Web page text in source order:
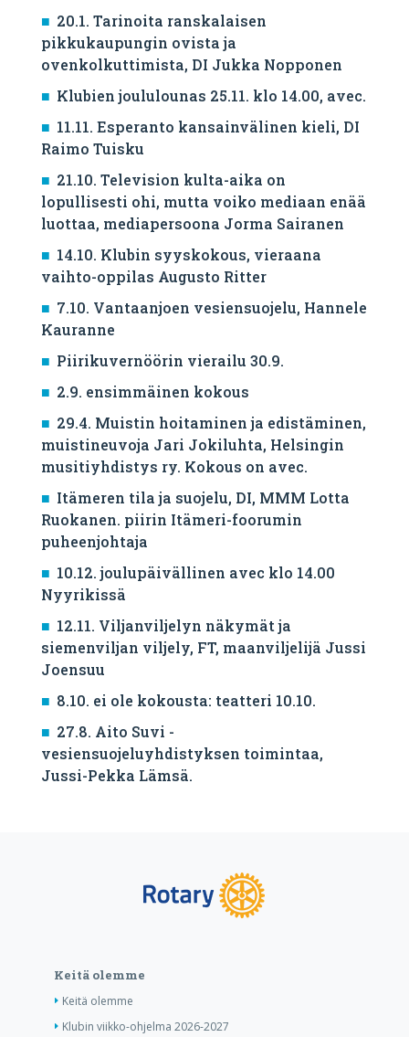
20.1. Tarinoita ranskalaisen
pikkukaupungin ovista ja
ovenkolkuttimista, DI Jukka Nopponen
Klubien joululounas 25.11. klo 14.00, avec.
11.11. Esperanto kansainvälinen kieli, DI
Raimo Tuisku
21.10. Television kulta-aika on
lopullisesti ohi, mutta voiko mediaan enää
luottaa, mediapersoona Jorma Sairanen
14.10. Klubin syyskokous, vieraana
vaihto-oppilas Augusto Ritter
7.10. Vantaanjoen vesiensuojelu, Hannele
Kauranne
Piirikuvernöörin vierailu 30.9.
2.9. ensimmäinen kokous
29.4. Muistin hoitaminen ja edistäminen,
muistineuvoja Jari Jokiluhta, Helsingin
musitiyhdistys ry. Kokous on avec.
Itämeren tila ja suojelu, DI, MMM Lotta
Ruokanen. piirin Itämeri-foorumin
puheenjohtaja
10.12. joulupäivällinen avec klo 14.00
Nyyrikissä
12.11. Viljanviljelyn näkymät ja
siemenviljan viljely, FT, maanviljelijä Jussi
Joensuu
8.10. ei ole kokousta: teatteri 10.10.
27.8. Aito Suvi -
vesiensuojeluyhdistyksen toimintaa,
Jussi-Pekka Lämsä.
Keitä olemme
Keitä olemme
Klubin viikko-ohjelma 2026-2027